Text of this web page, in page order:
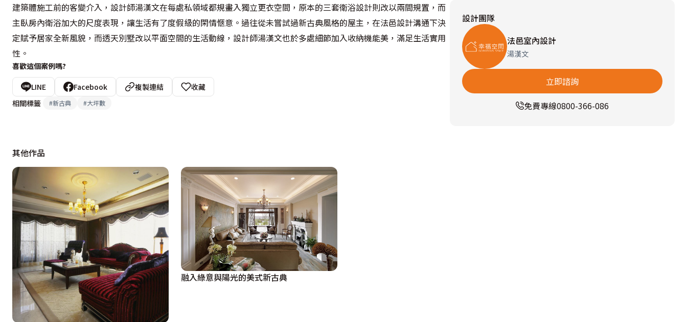
建築體施工前的客變介入，設計師湯漢文在每處私領域都規畫入獨立更衣空間，原本的三套衛浴設計則改以兩間規置，而
主臥房內衛浴加大的尺度表現，讓生活有了度假級的閑情愜意。過往從未嘗試過新古典風格的屋主，在法邑設計溝通下決
定賦予居家全新風貌，而透天別墅改以平面空間的生活動線，設計師湯漢文也於多處細節加入收納機能美，滿足生活實用
性。
喜歡這個案例嗎?
LINE Facebook 複製連結
收藏
相關標籤
#新古典 #大坪數
設計團隊
法邑室內設計
湯漢文
立即諮詢
免費專線0800-366-086
其他作品
融入綠意與陽光的美式新古典